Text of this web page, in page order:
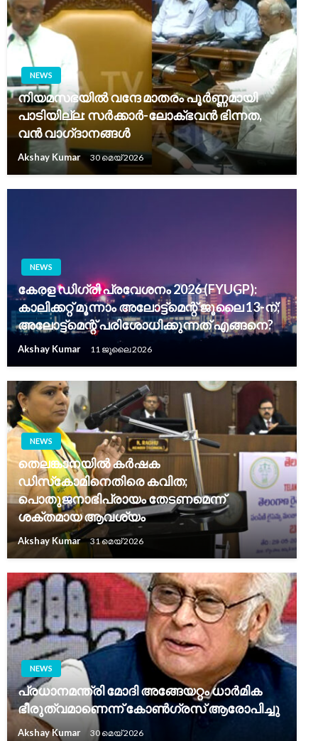
NEWS
നിയമസഭയിൽ വന്ദേ മാതരം പൂർണ്ണമായി
പാടിയില്ല: സർക്കാർ-ലോക്ഭവൻ ഭിന്നത,
വൻ വാഗ്‌ദാനങ്ങൾ
Akshay Kumar 30 മെയ്‌ 2026
NEWS
കേരള ഡിഗ്രി പ്രവേശനം 2026 (FYUGP):
കാലിക്കറ്റ് മൂന്നാം അലോട്ട്‌മെന്റ് ജൂലൈ 13-ന്;
അലോട്ട്‌മെന്റ് പരിശോധിക്കുന്നത് എങ്ങനെ?
Akshay Kumar 11 ജൂലൈ 2026
NEWS
തെലങ്കാനയിൽ കർഷക
ഡിസ്‌കോമിനെതിരെ കവിത;
പൊതുജനാഭിപ്രായം തേടണമെന്ന്
ശക്തമായ ആവശ്യം
Akshay Kumar 31 മെയ്‌ 2026
NEWS
പ്രധാനമന്ത്രി മോദി അങ്ങേയറ്റം ധാർമിക
ഭീരുത്വമാണെന്ന് കോൺഗ്രസ് ആരോപിച്ചു
Akshay Kumar 30 മെയ്‌ 2026